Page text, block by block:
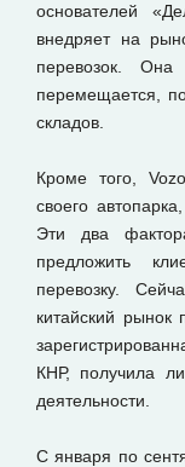
основателей
внедряет на
перевозок. Она
перемещается,
складов.
Кроме того,
своего
Эти два
предложить
перевозку.
китайский
КНР, получила
деятельности.
С января по